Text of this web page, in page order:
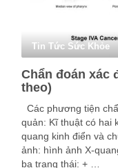
Tin Tức Sức Khỏe
Chẩn đoán xác
theo)
Các phương tiện
quản: Kĩ thuật có hai
quang kinh điển và
ảnh: hình ảnh X-
ba trạng thái: + …